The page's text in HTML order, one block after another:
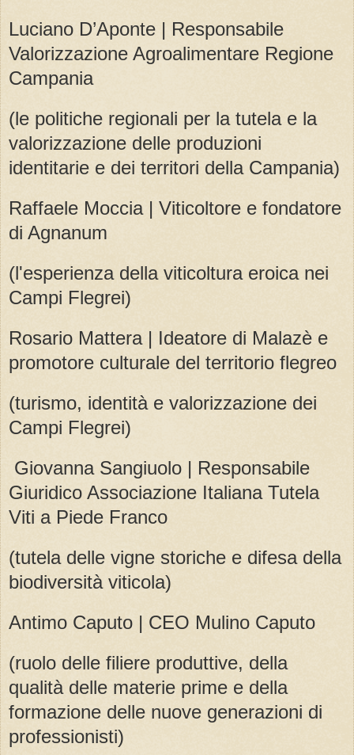
Luciano D’Aponte | Responsabile
Valorizzazione Agroalimentare Regione
Campania
(le politiche regionali per la tutela e la
valorizzazione delle produzioni
identitarie e dei territori della Campania)
Raffaele Moccia | Viticoltore e fondatore
di Agnanum
(l'esperienza della viticoltura eroica nei
Campi Flegrei)
Rosario Mattera | Ideatore di Malazè e
promotore culturale del territorio flegreo
(turismo, identità e valorizzazione dei
Campi Flegrei)
Giovanna Sangiuolo | Responsabile
Giuridico Associazione Italiana Tutela
Viti a Piede Franco
(tutela delle vigne storiche e difesa della
biodiversità viticola)
Antimo Caputo | CEO Mulino Caputo
(ruolo delle filiere produttive, della
qualità delle materie prime e della
formazione delle nuove generazioni di
professionisti)